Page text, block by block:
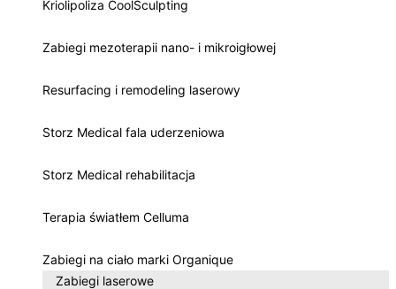
Kriolipoliza CoolSculpting
Zabiegi mezoterapii nano- i mikroigłowej
Resurfacing i remodeling laserowy
Storz Medical fala uderzeniowa
Storz Medical rehabilitacja
Terapia światłem Celluma
Zabiegi na ciało marki Organique
Zabiegi laserowe